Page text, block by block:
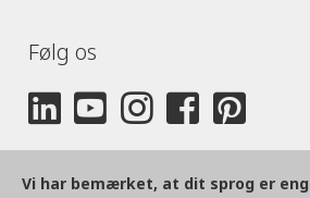
Følg os
Vi har bemærket, at dit sprog er